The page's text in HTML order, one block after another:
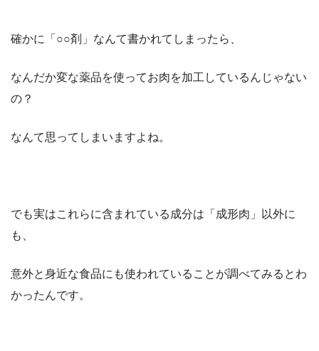
確かに「○○剤」なんて書かれてしまったら、
なんだか変な薬品を使ってお肉を加工しているんじゃない
の？
なんて思ってしまいますよね。
でも実はこれらに含まれている成分は「成形肉」以外に
も、
意外と身近な食品にも使われていることが調べてみるとわ
かったんです。